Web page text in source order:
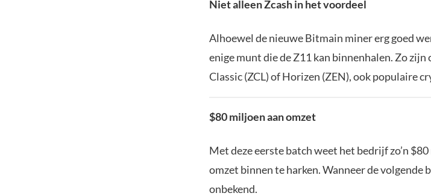
Niet alleen Zcash in het voordeel
Alhoewel de nieuwe Bitmain miner erg goed
enige munt die de Z11 kan binnenhalen. Zo zijn
Classic (ZCL) of Horizen (ZEN), ook populaire
$80 miljoen aan omzet
Met deze eerste batch weet het bedrijf zo’n
omzet binnen te harken. Wanneer de volgende
onbekend.